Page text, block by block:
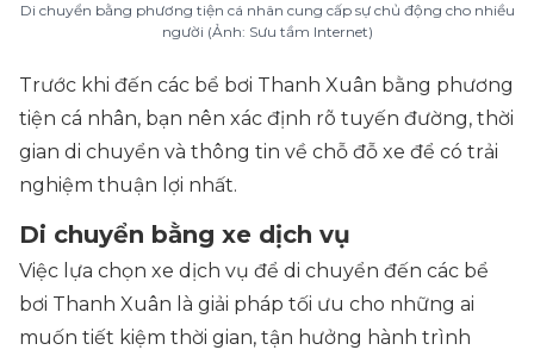
Di chuyển bằng phương tiện cá nhân cung cấp sự chủ động cho nhiều
người (Ảnh: Sưu tầm Internet)
Trước khi đến các bể bơi Thanh Xuân bằng phương
tiện cá nhân, bạn nên xác định rõ tuyến đường, thời
gian di chuyển và thông tin về chỗ đỗ xe để có trải
nghiệm thuận lợi nhất.
Di chuyển bằng xe dịch vụ
Việc lựa chọn xe dịch vụ để di chuyển đến các bể
bơi Thanh Xuân là giải pháp tối ưu cho những ai
muốn tiết kiệm thời gian, tận hưởng hành trình